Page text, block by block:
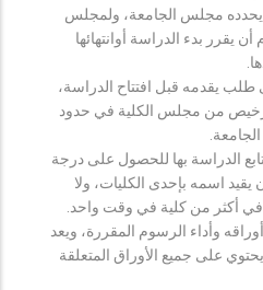
يحدده مجلس الجامعة، ولمجلس
يقرر بدء الدراسة أوانتهائها
طلب يقدمه قبل افتتاح الدراسة،
بترخيص من مجلس الكلية في حدود
الدراسة بها للحصول على درجة
يقيد اسمه بإحدى الكليات، ولا
أكثر من كلية في وقت واحد.
وأداء الرسوم المقررة، ويعد
على جميع الأوراق المتعلقة